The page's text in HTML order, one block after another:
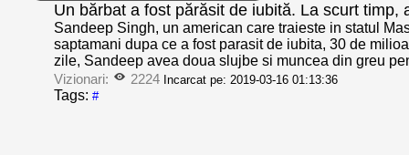
Un bărbat a fost părăsit de iubită. La scurt timp,
Sandeep Singh, un american care traieste in statul
saptamani dupa ce a fost parasit de iubita, 30 de
zile, Sandeep avea doua slujbe si muncea din greu
Vizionari:
2224 Incarcat pe: 2019-03-16 01:13:36
Tags: #